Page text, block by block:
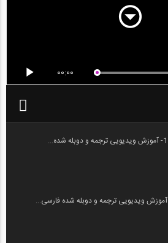
00:00
1- آموزش ویدیویی ترجمه و دوبله شده...
آموزش ویدیویی ترجمه و دوبله شده فارسی...